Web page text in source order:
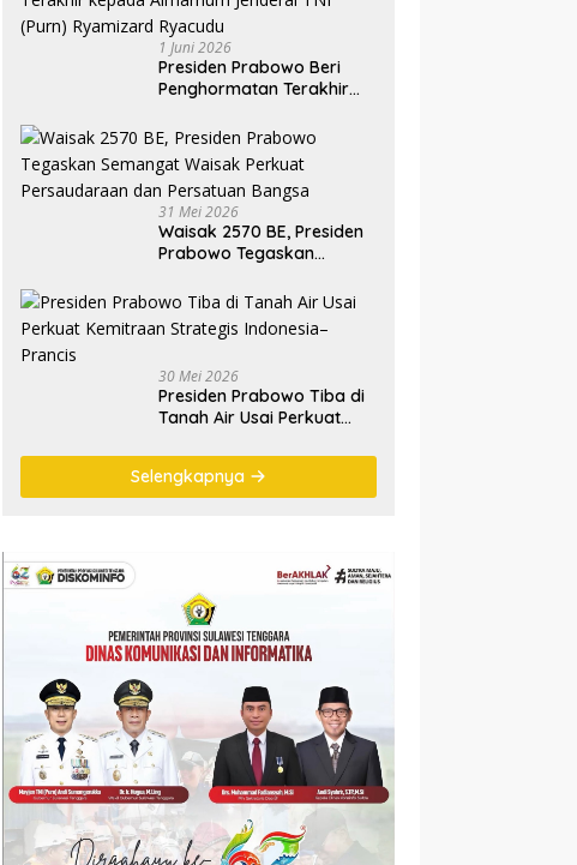
1 Juni 2026
Presiden Prabowo Beri
Penghormatan Terakhir
Jenderal TNI (Purn)
Ryamizard Ryacudu
31 Mei 2026
Waisak 2570 BE, Presiden
Prabowo Tegaskan
Persaudaraan dan
Persatuan Bangsa
30 Mei 2026
Presiden Prabowo Tiba di
Tanah Air Usai Perkuat
Indonesia–Prancis
Selengkapnya